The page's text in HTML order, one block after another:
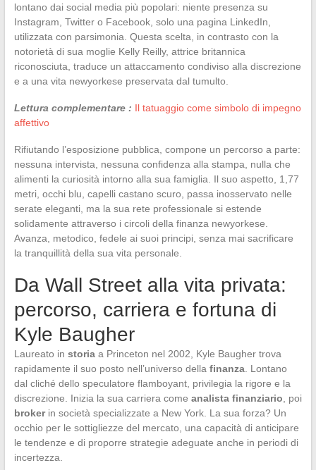
lontano dai social media più popolari: niente presenza su
Instagram, Twitter o Facebook, solo una pagina LinkedIn,
utilizzata con parsimonia. Questa scelta, in contrasto con la
notorietà di sua moglie Kelly Reilly, attrice britannica
riconosciuta, traduce un attaccamento condiviso alla discrezione
e a una vita newyorkese preservata dal tumulto.
Lettura complementare : Il tatuaggio come simbolo di impegno
affettivo
Rifiutando l’esposizione pubblica, compone un percorso a parte:
nessuna intervista, nessuna confidenza alla stampa, nulla che
alimenti la curiosità intorno alla sua famiglia. Il suo aspetto, 1,77
metri, occhi blu, capelli castano scuro, passa inosservato nelle
serate eleganti, ma la sua rete professionale si estende
solidamente attraverso i circoli della finanza newyorkese.
Avanza, metodico, fedele ai suoi principi, senza mai sacrificare
la tranquillità della sua vita personale.
Da Wall Street alla vita privata:
percorso, carriera e fortuna di
Kyle Baugher
Laureato in storiaa Princeton nel 2002, Kyle Baugher trova
rapidamente il suo posto nell’universo della finanza. Lontano
dal cliché dello speculatore flamboyant, privilegia la rigore e la
discrezione. Inizia la sua carriera come analista finanziario , poi
brokerin società specializzate a New York. La sua forza? Un
occhio per le sottigliezze del mercato, una capacità di anticipare
le tendenze e di proporre strategie adeguate anche in periodi di
incertezza.